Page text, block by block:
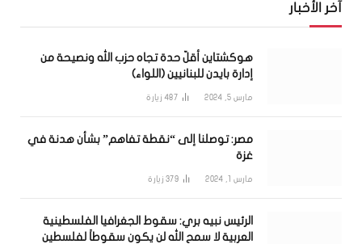
آخر الأخبار
هوكشتاين أقلّ حدة تجاه حزب الله ونصيحة من
إدارة بايدن للبنانيين (اللواء)
مارس 5, 2024 487 زيارة
مصر: توصلنا إلى “نقطة تفاهم” بشأن هدنة في
غزة
مارس 1, 2024 379 زيارة
الرئيس نبيه بري: سقوط الجغرافيا الفلسطينية
العربية لا سمح الله لن يكون سقوطاً لفلسطين